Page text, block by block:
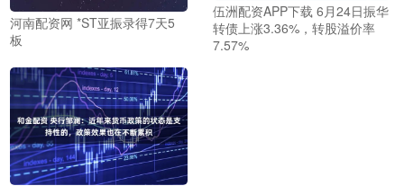
河南配资网 *ST亚振录得7天5
板
伍洲配资APP下载 6月24日振华
转债上涨3.36%，转股溢价率
7.57%